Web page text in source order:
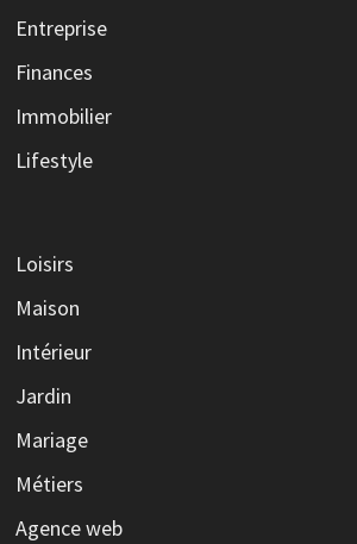
Entreprise
Finances
Immobilier
Lifestyle
Loisirs
Maison
Intérieur
Jardin
Mariage
Métiers
Agence web